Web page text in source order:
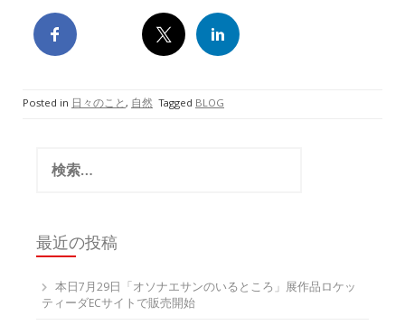
Posted in 日々のこと, 自然 Tagged BLOG
最近の投稿
本日7月29日「オソナエサンのいるところ」展作品ロケッ
ティーダECサイトで販売開始